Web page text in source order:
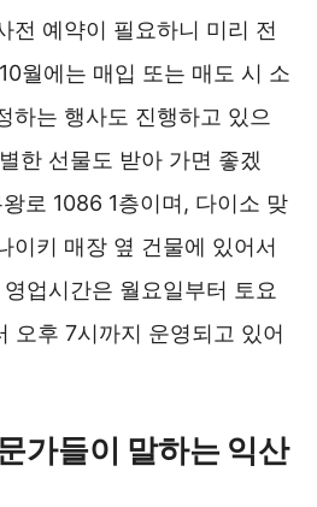
전 예약이 필요하니 미리 전
월에는 매입 또는 매도 시 소
하는 행사도 진행하고 있으
한 선물도 받아 가면 좋겠
로 1086 1층이며, 다이소 맞
이키 매장 옆 건물에 있어서
업시간은 월요일부터 토요
오후 7시까지 운영되고 있어
가들이 말하는 익산